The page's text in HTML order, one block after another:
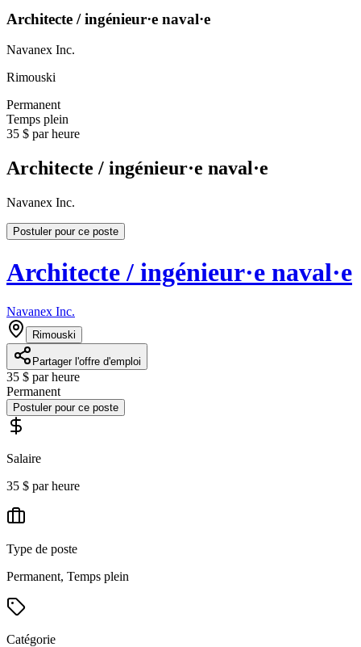
Architecte / ingénieur·e naval·e
Navanex Inc.
Rimouski
Permanent
Temps plein
35 $ par heure
Architecte / ingénieur·e naval·e
Navanex Inc.
Postuler pour ce poste
Architecte / ingénieur·e naval·e
Navanex Inc.
Rimouski
Partager l'offre d'emploi
35 $ par heure
Permanent
Postuler pour ce poste
Salaire
35 $ par heure
Type de poste
Permanent, Temps plein
Catégorie